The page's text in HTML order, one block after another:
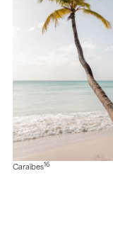
Caraïbes16